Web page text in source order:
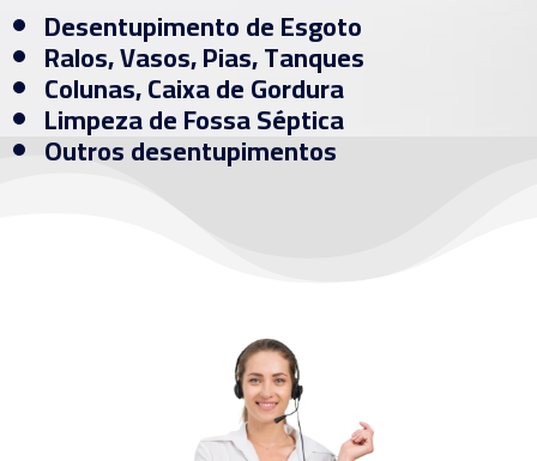
Desentupimento de Esgoto
Ralos, Vasos, Pias, Tanques
Colunas, Caixa de Gordura
Limpeza de Fossa Séptica
Outros desentupimentos